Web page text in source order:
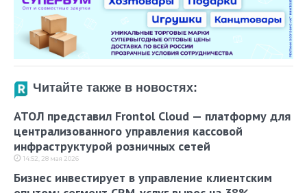
Читайте также в новостях:
АТОЛ представил Frontol Cloud — платформу для
централизованного управления кассовой
инфраструктурой розничных сетей
14:52, 28 мая 2026
Бизнес инвестирует в управление клиентским